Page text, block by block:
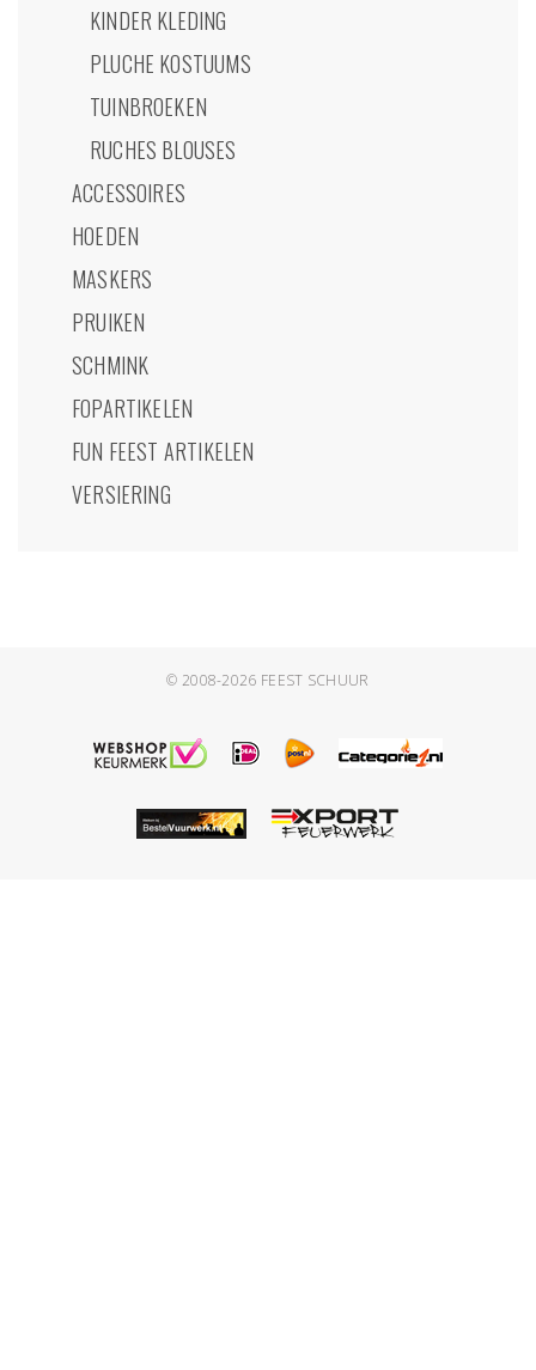
KINDER KLEDING
PLUCHE KOSTUUMS
TUINBROEKEN
RUCHES BLOUSES
ACCESSOIRES
HOEDEN
MASKERS
PRUIKEN
SCHMINK
FOPARTIKELEN
FUN FEEST ARTIKELEN
VERSIERING
© 2008-2026 FEEST SCHUUR